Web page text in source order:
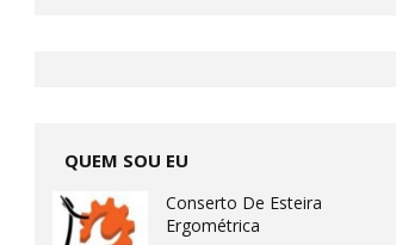
QUEM SOU EU
Conserto De Esteira
Ergométrica